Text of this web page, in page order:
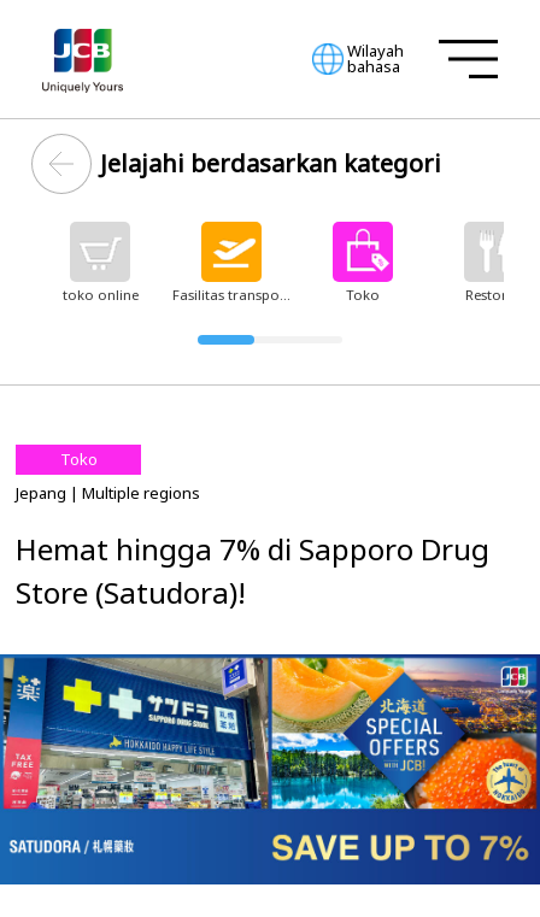
Wilayah
bahasa
Jelajahi berdasarkan kategori
toko online Fasilitas transportasi Toko Restoran
Toko
Jepang | Multiple regions
Hemat hingga 7% di Sapporo Drug
Store (Satudora)!